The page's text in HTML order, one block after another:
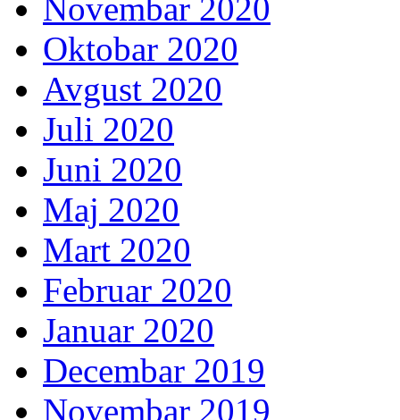
Novembar 2020
Oktobar 2020
Avgust 2020
Juli 2020
Juni 2020
Maj 2020
Mart 2020
Februar 2020
Januar 2020
Decembar 2019
Novembar 2019